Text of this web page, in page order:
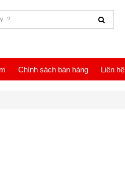
Chính sách bán hàng Liên hệ